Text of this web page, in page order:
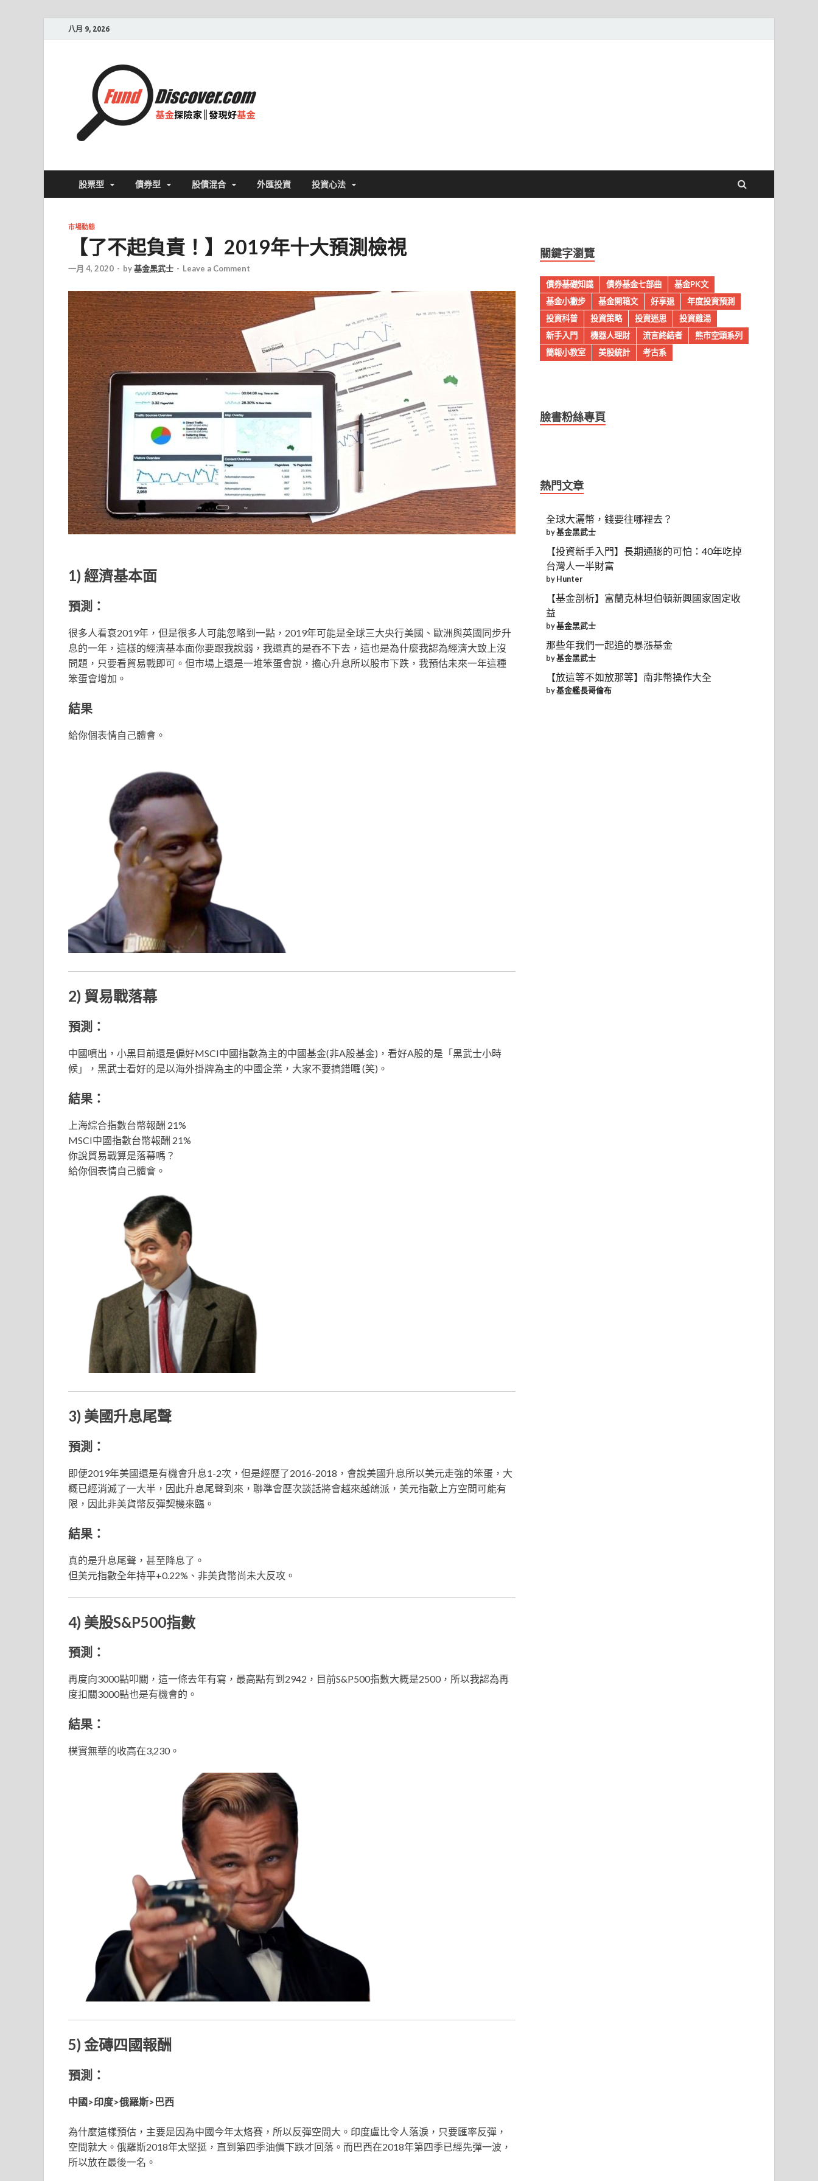
八月 9, 2026
股票型 債券型 股債混合 外匯投資 投資心法
市場動態
【了不起負責！】2019年十大預測檢視
一月 4, 2020 - by基金黑武士 - Leave a Comment
1) 經濟基本面
預測：
很多人看衰2019年，但是很多人可能忽略到一點，2019年可能是全球三大央行美國、歐洲與英國同步升
息的一年，這樣的經濟基本面你要跟我說弱，我還真的是吞不下去，這也是為什麼我認為經濟大致上沒
問題，只要看貿易戰即可。但市場上還是一堆笨蛋會說，擔心升息所以股市下跌，我預估未來一年這種
笨蛋會增加。
結果
給你個表情自己體會。
2) 貿易戰落幕
預測：
中國噴出，小黑目前還是偏好MSCI中國指數為主的中國基金(非A股基金)，看好A股的是「黑武士小時
候」，黑武士看好的是以海外掛牌為主的中國企業，大家不要搞錯囉 (笑)。
結果：
上海綜合指數台幣報酬 21%
MSCI中國指數台幣報酬 21%
你說貿易戰算是落幕嗎？
給你個表情自己體會。
3) 美國升息尾聲
預測：
即便2019年美國還是有機會升息1-2次，但是經歷了2016-2018，會說美國升息所以美元走強的笨蛋，大
概已經消滅了一大半，因此升息尾聲到來，聯準會歷次談話將會越來越鴿派，美元指數上方空間可能有
限，因此非美貨幣反彈契機來臨。
結果：
真的是升息尾聲，甚至降息了。
但美元指數全年持平+0.22%、非美貨幣尚未大反攻。
4) 美股S&P500指數
預測：
再度向3000點叩關，這一條去年有寫，最高點有到2942，目前S&P500指數大概是2500，所以我認為再
度扣關3000點也是有機會的。
結果：
樸實無華的收高在3,230。
5) 金磚四國報酬
預測：
中國>印度>俄羅斯>巴西
為什麼這樣預估，主要是因為中國今年太烙賽，所以反彈空間大。印度盧比令人落淚，只要匯率反彈，
空間就大。俄羅斯2018年太堅挺，直到第四季油價下跌才回落。而巴西在2018年第四季已經先彈一波，
所以放在最後一名。
關鍵字瀏覽
債券基礎知識 債券基金七部曲
基金PK文
基金小撇步
基金開箱文 好享退
年度投資預測
投資科普
投資策略 投資迷思
投資雞湯
新手入門
機器人理財 流言終結者
熊市空頭系列
簡報小教室
美股統計 考古系
臉書粉絲專頁
熱門文章
全球大灑幣，錢要往哪裡去？
by基金黑武士
【投資新手入門】長期通膨的可怕：40年吃掉
台灣人一半財富
byHunter
【基金剖析】富蘭克林坦伯頓新興國家固定收
益
by基金黑武士
那些年我們一起追的暴漲基金
by基金黑武士
【放這等不如放那等】南非幣操作大全
by基金艦長哥倫布